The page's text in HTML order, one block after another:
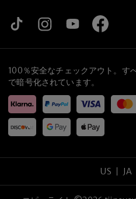
100％安全なチェックアウト。す
で暗号化されています。
US JA